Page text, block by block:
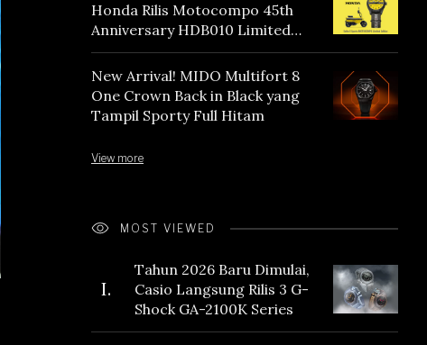
Honda Rilis Motocompo 45th
Anniversary HDB010 Limited
Edition
New Arrival! MIDO Multifort 8
One Crown Back in Black yang
Tampil Sporty Full Hitam
View more
MOST VIEWED
I.
Tahun 2026 Baru Dimulai,
Casio Langsung Rilis 3 G-
Shock GA-2100K Series